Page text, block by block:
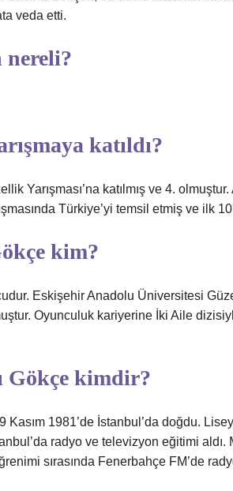
veda etti.
nereli?
katıldı?
Yarışması’na katılmış ve 4.
Türkiye’yi temsil etmiş ve ilk
kim?
Eskişehir Anadolu Üniversitesi
Oyunculuk kariyerine İki Aile
Gökçe kimdir?
Kasım 1981’de İstanbul’da doğdu.
radyo ve televizyon eğitimi aldı.
sırasında Fenerbahçe FM’de